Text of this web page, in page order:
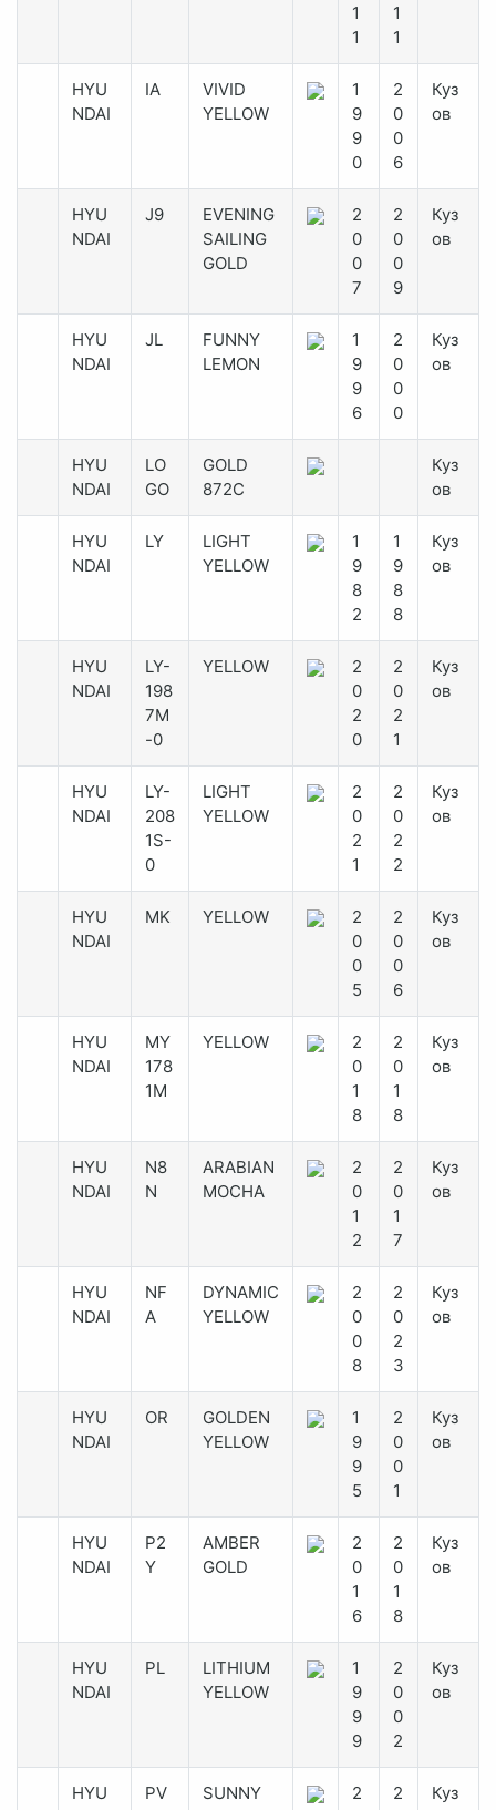
1
1
1
1
HYU
NDAI
IA
VIVID
YELLOW
1
9
9
0
2
0
0
6
Куз
ов
HYU
NDAI
J9
EVENING
SAILING
GOLD
2
0
0
7
2
0
0
9
Куз
ов
HYU
NDAI
JL
FUNNY
LEMON
1
9
9
6
2
0
0
0
Куз
ов
HYU
NDAI
LO
GO
GOLD
872C
Куз
ов
HYU
NDAI
LY
LIGHT
YELLOW
1
9
8
2
1
9
8
8
Куз
ов
HYU
NDAI
LY-
198
7M
-0
YELLOW
2
0
2
0
2
0
2
1
Куз
ов
HYU
NDAI
LY-
208
1S-
0
LIGHT
YELLOW
2
0
2
1
2
0
2
2
Куз
ов
HYU
NDAI
MK YELLOW
2
0
0
5
2
0
0
6
Куз
ов
HYU
NDAI
MY
178
1M
YELLOW
2
0
1
8
2
0
1
8
Куз
ов
HYU
NDAI
N8
N
ARABIAN
MOCHA
2
0
1
2
2
0
1
7
Куз
ов
HYU
NDAI
NF
A
DYNAMIC
YELLOW
2
0
0
8
2
0
2
3
Куз
ов
HYU
NDAI
OR
GOLDEN
YELLOW
1
9
9
5
2
0
0
1
Куз
ов
HYU
NDAI
P2
Y
AMBER
GOLD
2
0
1
6
2
0
1
8
Куз
ов
HYU
NDAI
PL
LITHIUM
YELLOW
1
9
9
9
2
0
0
2
Куз
ов
HYU
PV
SUNNY
2
2
Куз